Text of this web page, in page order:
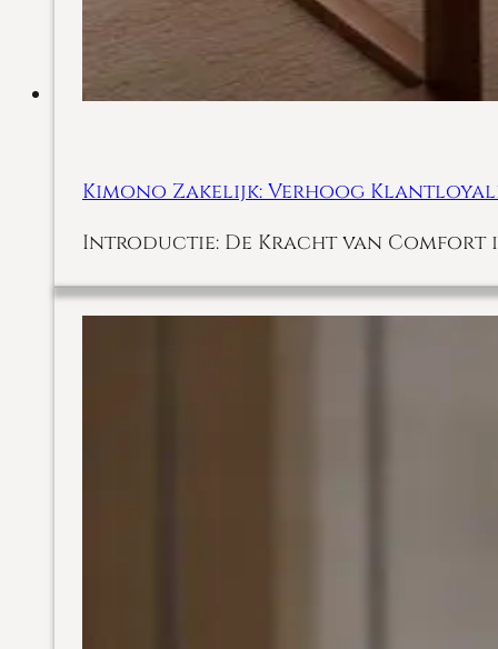
Kimono Zakelijk: Verhoog
Introductie: De Kracht van Comfort